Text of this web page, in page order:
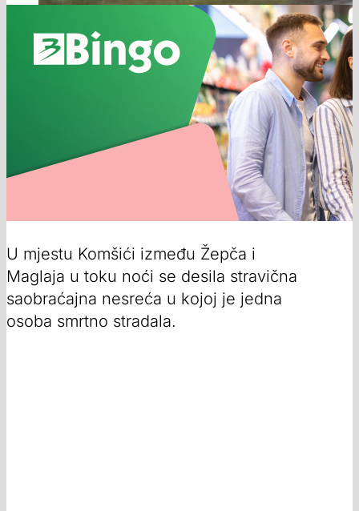
U mjestu Komšići između Žepča i
Maglaja u toku noći se desila stravična
saobraćajna nesreća u kojoj je jedna
osoba smrtno stradala.